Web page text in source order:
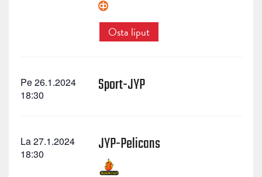
Osta liput
Pe 26.1.2024
18:30
Sport-JYP
La 27.1.2024
18:30
JYP-Pelicans